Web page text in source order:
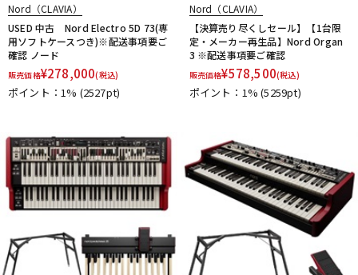
アンプ エフェクター
配信/ライブ機器 楽器アクセサリ
中古 ヴィンテージ
Nord（CLAVIA）
USED 中古 Nord Electro 5D 73(専
用ソフトケースつき)※配送事項要ご
確認 ノード
販売価格¥278,000(税込)
ポイント：1% (2527pt)
Nord（CLAVIA）
【決算売り尽くしセール】【1台限
定・メーカー再生品】Nord Organ
3 ※配送事項要ご確認
販売価格¥578,500(税込)
ポイント：1%(5259pt)